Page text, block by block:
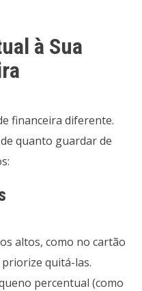
à Sua
financeira diferente.
quanto guardar de
altos, como no cartão
quitá-las.
percentual (como